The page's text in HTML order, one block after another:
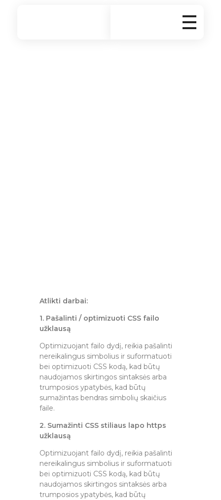
Atlikti darbai:
1. Pašalinti / optimizuoti CSS failo
užklausą
Optimizuojant failo dydį, reikia pašalinti
nereikalingus simbolius ir suformatuoti
bei optimizuoti CSS kodą, kad būtų
naudojamos skirtingos sintaksės arba
trumposios ypatybės, kad būtų
sumažintas bendras simbolių skaičius
faile.
2. Sumažinti CSS stiliaus lapo https
užklausą
Optimizuojant failo dydį, reikia pašalinti
nereikalingus simbolius ir suformatuoti
bei optimizuoti CSS kodą, kad būtų
naudojamos skirtingos sintaksės arba
trumposios ypatybės, kad būtų